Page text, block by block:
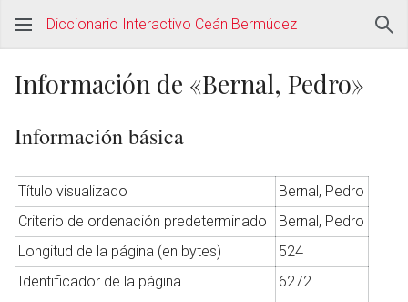
Diccionario Interactivo Ceán Bermúdez
Información de «Bernal, Pedro»
Información básica
Título visualizado
Bernal, Pedro
Criterio de ordenación predeterminado
Bernal, Pedro
Longitud de la página (en bytes)
524
Identificador de la página
6272